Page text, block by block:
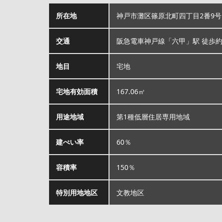
所在地 神戸市灘区篠原北町四丁目2番9
交通 阪急電車神戸線「六甲」駅 徒歩
地目 宅地
宅地有効面積 167.06㎡
用途地域 第1種低層住居専用地域
建ぺい率 60％
容積率 150％
特別用地地区 文教地区